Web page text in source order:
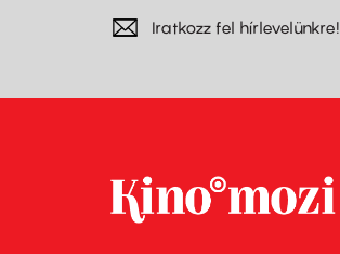
Iratkozz fel hírlevelünkre!